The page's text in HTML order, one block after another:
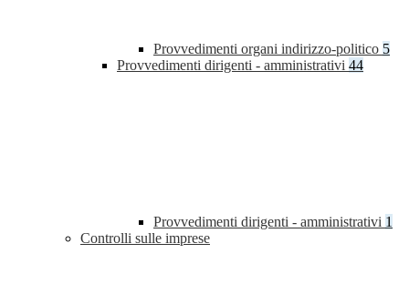
Provvedimenti organi indirizzo-politico 5
Provvedimenti dirigenti - amministrativi 44
Provvedimenti dirigenti - amministrativi 1
Controlli sulle imprese